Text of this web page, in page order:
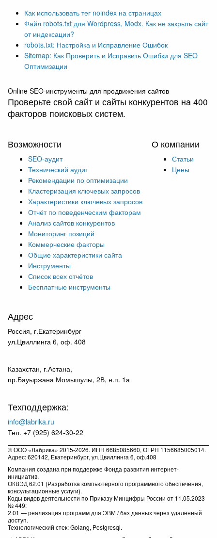
Как использовать тег noindex на страницах
Файл robots.txt для Wordpress, Modx. Как не закрыть сайт
от индексации?
robots.txt: Настройка и Исправление Ошибок
Sitemap: Как Проверить и Исправить Ошибки для SEO
Оптимизации
Online SEO-инструменты для продвижения сайтов
Проверьте свой сайт и сайты конкурентов на 400
факторов поисковых систем.
Возможности
SEO-аудит
Технический аудит
Рекомендации по оптимизации
Кластеризация ключевых запросов
Характеристики ключевых запросов
Отчёт по поведенческим факторам
Анализ сайтов конкурентов
Мониторинг позиций
Коммерческие факторы
Общие характеристики сайта
Инструменты
Список всех отчётов
Бесплатные инструменты
О компании
Статьи
Цены
Адрес
Россия, г.Екатеринбург
ул.Цвиллинга 6, оф. 408
Казахстан, г.Астана,
пр.Бауыржана Момышулы, 2В, н.п. 1а
Техподдержка:
info@labrika.ru
Тел. +7 (925) 624-30-22
© ООО «Лабрика» 2015-2026. ИНН 6685085660, ОГРН 1156685005014.
Адрес: 620142, Екатеринбург, ул.Цвиллинга 6, оф.408
Компания создана при поддержке Фонда развития интернет-
инициатив.
ОКВЭД 62.01 (Разработка компьютерного программного обеспечения,
консультационные услуги).
Коды видов деятельности по Приказу Минцифры России от 11.05.2023
№ 449:
2.01 — реализация программ для ЭВМ / баз данных через удалённый
доступ.
Технологический стек: Golang, Postgresql.